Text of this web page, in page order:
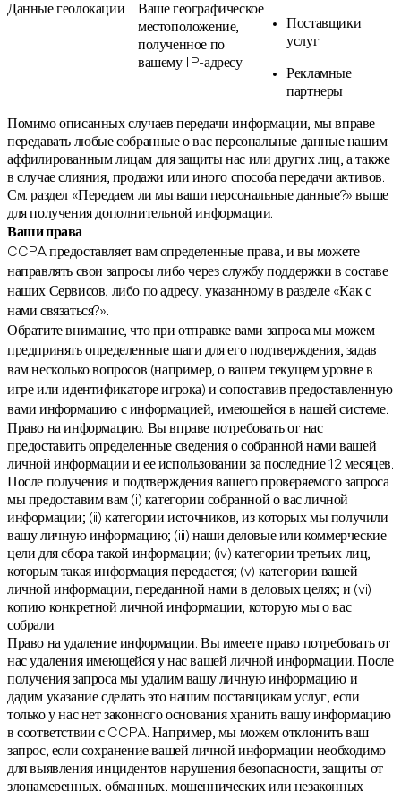
Данные геолокации
Ваше географическое
местоположение,
полученное по
вашему IP-адресу
Поставщики
услуг
Рекламные
партнеры
Помимо описанных случаев передачи информации, мы вправе
передавать любые собранные о вас персональные данные нашим
аффилированным лицам для защиты нас или других лиц, а также
в случае слияния, продажи или иного способа передачи активов.
См. раздел «Передаем ли мы ваши персональные данные?» выше
для получения дополнительной информации.
Ваши права
CCPA предоставляет вам определенные права, и вы можете
направлять свои запросы либо через службу поддержки в составе
наших Сервисов, либо по адресу, указанному в разделе «Как с
нами связаться?».
Обратите внимание, что при отправке вами запроса мы можем
предпринять определенные шаги для его подтверждения, задав
вам несколько вопросов (например, о вашем текущем уровне в
игре или идентификаторе игрока) и сопоставив предоставленную
вами информацию с информацией, имеющейся в нашей системе.
Право на информацию. Вы вправе потребовать от нас
предоставить определенные сведения о собранной нами вашей
личной информации и ее использовании за последние 12 месяцев.
После получения и подтверждения вашего проверяемого запроса
мы предоставим вам (i) категории собранной о вас личной
информации; (ii) категории источников, из которых мы получили
вашу личную информацию; (iii) наши деловые или коммерческие
цели для сбора такой информации; (iv) категории третьих лиц,
которым такая информация передается; (v) категории вашей
личной информации, переданной нами в деловых целях; и (vi)
копию конкретной личной информации, которую мы о вас
собрали.
Право на удаление информации. Вы имеете право потребовать от
нас удаления имеющейся у нас вашей личной информации. После
получения запроса мы удалим вашу личную информацию и
дадим указание сделать это нашим поставщикам услуг, если
только у нас нет законного основания хранить вашу информацию
в соответствии с CCPA. Например, мы можем отклонить ваш
запрос, если сохранение вашей личной информации необходимо
для выявления инцидентов нарушения безопасности, защиты от
злонамеренных, обманных, мошеннических или незаконных